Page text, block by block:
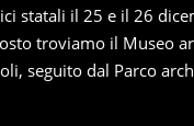
statali il 25 e il 26
troviamo il Museo
seguito dal Parco